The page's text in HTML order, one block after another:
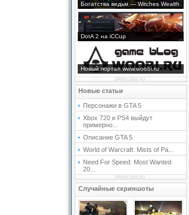
Богатства ведьм — Witches Wealth
DotA 2 на iCCup
Новый портал www.woobi.ru
Новые статьи
Персонажи в GTA 5
Xbox 720 и PS4 выйдут
примерно...
Описание GTA 5
World of Warcraft: Mists of Pa...
Need For Speed: Most Wanted
20...
Случайные скриншоты